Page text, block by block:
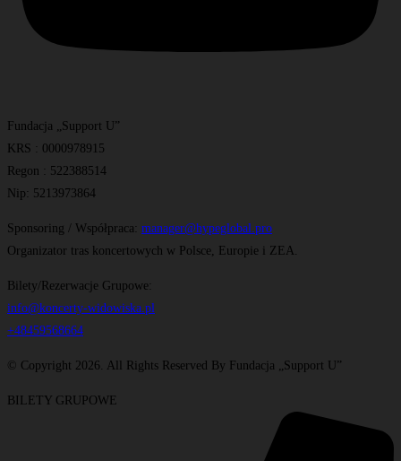
Fundacja „Support U”
KRS : 0000978915
Regon : 522388514
Nip: 5213973864
Sponsoring / Współpraca: manager@hypeglobal.pro
Organizator tras koncertowych w Polsce, Europie i ZEA.
Bilety/Rezerwacje Grupowe:
info@koncerty-widowiska.pl
+48459568664
© Copyright 2026. All Rights Reserved By Fundacja „Support U”
BILETY GRUPOWE